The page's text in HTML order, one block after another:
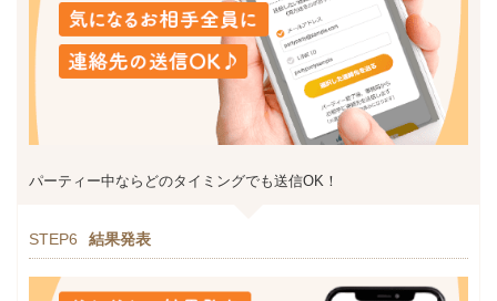
パーティー中ならどのタイミングでも送信OK！
STEP6 結果発表